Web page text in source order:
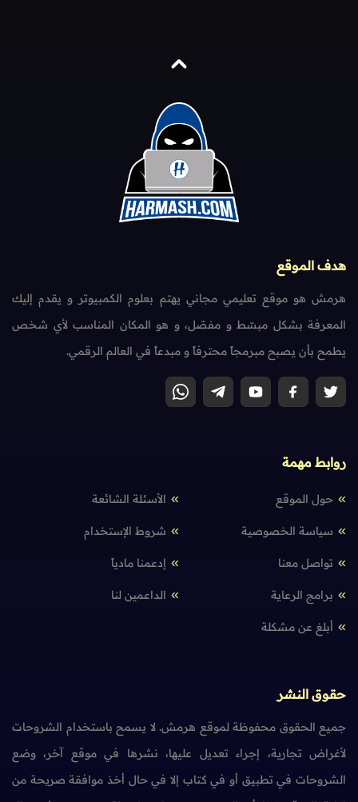
هدف الموقع
هرمش هو موقع تعليمي مجاني يهتم بعلوم الكمبيوتر و يقدم إليك
المعرفة بشكل مبسّط و مفصّل، و هو المكان المناسب لأي شخص
يطمح بأن يصبح مبرمجاً محترفاً و مبدعاً في العالم الرقمي.
روابط مهمة
حول الموقع الأسئلة الشائعة
سياسة الخصوصية شروط الإستخدام
تواصل معنا إدعمنا مادياً
برامج الرعاية الداعمين لنا
أبلغ عن مشكلة
حقوق النشر
جميع الحقوق محفوظة لموقع هرمش. لا يسمح باستخدام الشروحات
لأغراض تجارية، إجراء تعديل عليها، نشرها في موقع آخر، وضع
الشروحات في تطبيق أو في كتاب إلا في حال أخذ موافقة صريحة من